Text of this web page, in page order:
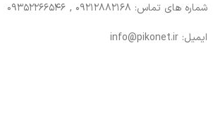
شماره های تماس: 09212882168 , 09352266546
ایمیل: info@pikonet.ir